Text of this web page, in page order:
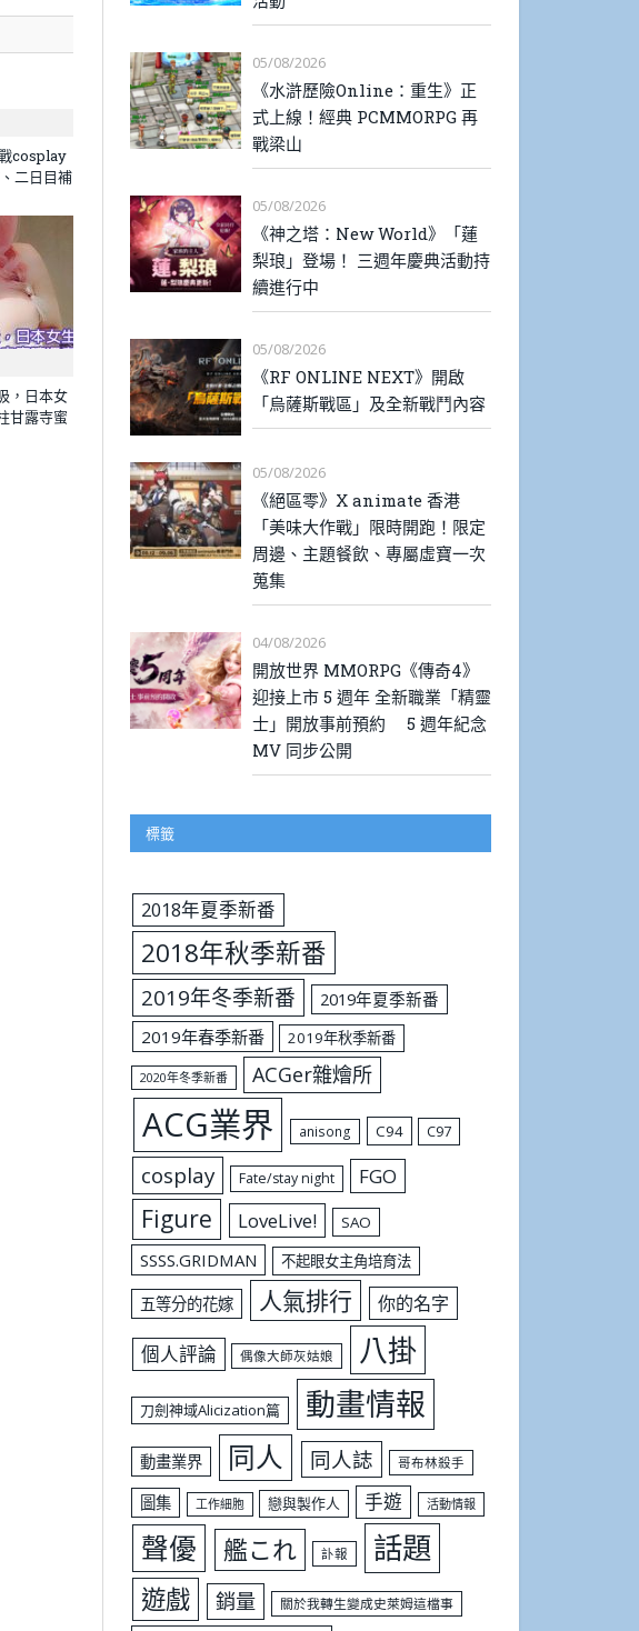
cosplay
二日目補
，日本女
甘露寺蜜
05/08/2026
《水滸歷險Online：重生》正
式上線！經典 PCMMORPG 再
戰梁山
05/08/2026
《神之塔：New World》「蓮
梨琅」登場！ 三週年慶典活動持
續進行中
05/08/2026
《RF ONLINE NEXT》開啟
「烏薩斯戰區」及全新戰鬥內容
05/08/2026
《絕區零》X animate 香港
「美味大作戰」限時開跑！限定
周邊、主題餐飲、專屬虛寶一次
蒐集
04/08/2026
開放世界 MMORPG《傳奇4》
迎接上市 5 週年 全新職業「精靈
士」開放事前預約 5 週年紀念
MV 同步公開
標籤
2018年夏季新番
2018年秋季新番
2019年冬季新番
2019年夏季新番
2019年春季新番
2019年秋季新番
2020年冬季新番 ACGer雜燴所
ACG業界 anisong C94 C97
cosplay Fate/stay night FGO
Figure LoveLive! SAO
SSSS.GRIDMAN 不起眼女主角培育法
五等分的花嫁 人氣排行 你的名字
個人評論 偶像大師灰姑娘 八掛
刀劍神域Alicization篇 動畫情報
動畫業界 同人 同人誌 哥布林殺手
圖集 工作細胞 戀與製作人 手遊 活動情報
聲優 艦これ 訃報 話題
遊戲 銷量 關於我轉生變成史萊姆這檔事